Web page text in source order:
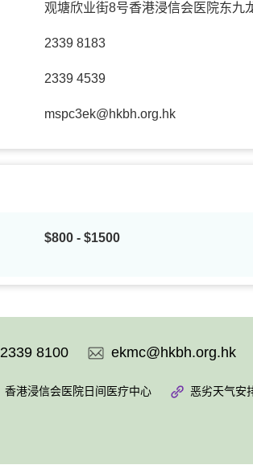
观塘欣业街8号香港浸信会医院东九
2339 8183
2339 4539
mspc3ek@hkbh.org.hk
$800 - $1500
2339 8100 ekmc@hkbh.org.hk
香港浸信会医院日间医疗中心 恶劣天气安